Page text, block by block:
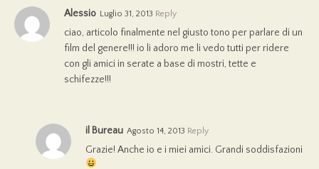
Alessio Luglio 31, 2013 Reply
ciao, articolo finalmente nel giusto tono per parlare di un
film del genere!!! io li adoro me li vedo tutti per ridere
con gli amici in serate a base di mostri, tette e
schifezze!!!
il Bureau Agosto 14, 2013 Reply
Grazie! Anche io e i miei amici. Grandi soddisfazioni